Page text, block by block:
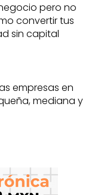
pero no
convertir tus
sin capital
empresas en
mediana y